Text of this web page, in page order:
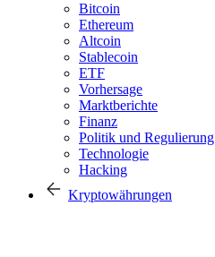
Bitcoin
Ethereum
Altcoin
Stablecoin
ETF
Vorhersage
Marktberichte
Finanz
Politik und Regulierung
Technologie
Hacking
Kryptowährungen